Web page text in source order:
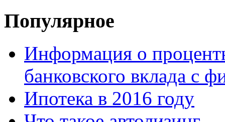
Популярное
Информация о
банковского вклада с
Ипотека в 2016 году